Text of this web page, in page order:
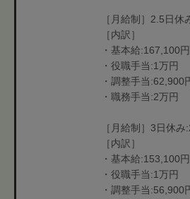
［月給制］2.5日休
［内訳］
・基本給:167,100円
・役職手当:1万円
・調整手当:62,900
・職務手当:2万円
［月給制］3日休み
［内訳］
・基本給:153,100円
・役職手当:1万円
・調整手当:56,900